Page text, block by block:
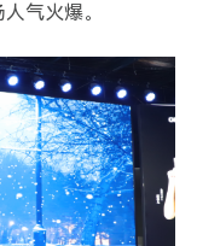
气火爆。